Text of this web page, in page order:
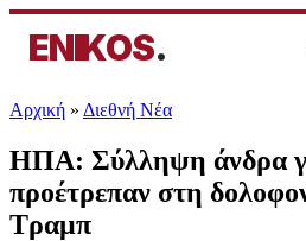
ENIKOS.
Αρχική » Διεθνή Νέα
ΗΠΑ: Σύλληψη άνδρα
προέτρεπαν στη
Τραμπ